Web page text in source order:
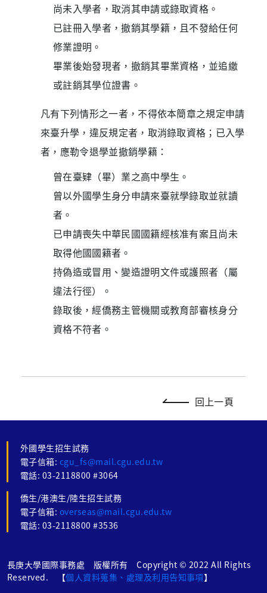
尚未入學者，取消其申請或錄取資格。
已註冊入學者，撤銷其學籍，且不發給任何
修業證明。
畢業後始發現者，撤銷其畢業資格，並追繳
或註銷其學位證書。
凡有下列情形之一者，不得依本簡章之規定申請
來臺升學，違反規定者，取消錄取資格；已入學
者，應勒令退學並撤銷學籍：
曾在臺肄（畢）業之高中學生。
曾以外國學生身分申請來臺就學錄取並就讀
者。
已申請喪失中華民國國籍經核准有案且尚未
取得他國國籍者。
持偽造或冒用、變造證明文件或護照者（屬
違法行徑）。
錄取後，經僑務主管機關或教育部審核身分
資格不符者。
回上一頁
外國學生招生試務
電子信箱: cgu_fs@mail.cgu.edu.tw
電話: 03-2118800 #3064
僑生/港澳生/陸生招生試務
電子信箱: overseas@mail.cgu.edu.tw
電話: 03-2118800 #3536
長庚大學國際事務處 版權所有 Copyright © 2022 All Rights
Reserved. 【個人資料蒐集、處理及利用告知事項】